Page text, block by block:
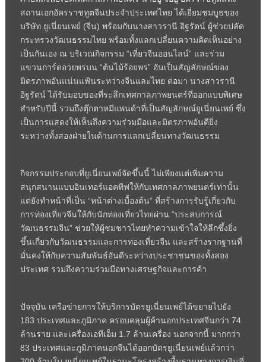
สถานเอกอัครราชทูตจีนประจำประเทศไทย ได้เยี่ยมชมบูธของ
บริษัท ยูเนี่ยนเพย์ (จีน) พร้อมกับนางสาวรานี อิฐรัตน์ ผู้ช่วยปลัด
กระทรวงวัฒนธรรมไทย พร้อมทั้งแลกเปลี่ยนความคิดเห็นอย่าง
เป็นกันเอง ณ บริเวณกิจกรรม “เที่ยวจีนออนไลน์” และร่วม
แขวนการ์ดอวยพรบน “ต้นไม้ร้อยพร” อันเป็นสัญลักษณ์ของ
มิตรภาพอันแน่นแฟ้นระหว่างจีนและไทย ต่อมา นางสาวรานี
อิฐรัตน์ ได้รับมอบของที่ระลึกเทศกาลภาพยนตร์ที่ออกแบบพิเศษ
สำหรับปีนี้ รวมถึงตุ๊กตาหมีแพนด้าที่เป็นสัญลักษณ์ยูเนี่ยนเพย์ ซึ่ง
เป็นการแสดงให้เห็นถึงความร่วมมือและมิตรภาพอันดียิ่ง
ระหว่างทั้งสองฝ่ายในด้านการแลกเปลี่ยนทางวัฒนธรรม
กิจกรรมประกอบที่ยูเนี่ยนเพย์จัดขึ้นนี้ ไม่เพียงแต่เพิ่มความ
สนุกสนานแบบอินเทอร์แอคทีฟให้กับเทศกาลภาพยนตร์เท่านั้น
แต่ยังทำหน้าที่เป็น “หน้าต่างเบื้องต้น” ที่สร้างการรับรู้เกี่ยวกับ
การท่องเที่ยวจีนให้กับนักท่องเที่ยวไทยผ่าน “ประสบการณ์
วัฒนธรรมจีน” ช่วยให้ผู้ชมชาวไทยทำความเข้าใจให้ลึกซึ้งยิ่ง
ขึ้นเกี่ยวกับวัฒนธรรมและการท่องเที่ยวจีน และสร้างรากฐานที่
มั่นคงให้กับความสัมพันธ์อันดีระหว่างประชาชนของทั้งสอง
ประเทศ รวมถึงความร่วมมือทางเศรษฐกิจและการค้า
ปัจจุบัน เครือข่ายการให้บริการบัตรยูเนี่ยนเพย์ได้ขยายไปยัง
183 ประเทศและภูมิภาค ครอบคลุมผู้ค้านอกประเทศจีนกว่า 74
ล้านราย และเครื่องเอทีเอ็ม 1.7 ล้านเครื่อง นอกจากนี้ มากกว่า
83 ประเทศและภูมิภาคนอกจีนได้ออกบัตรยูเนี่ยนเพย์แล้วกว่า